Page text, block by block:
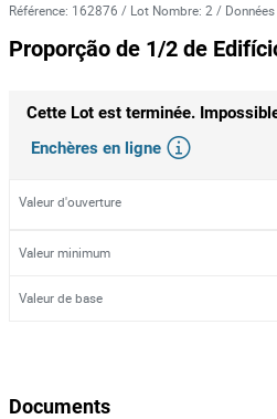
Référence: 162876 / Lot Nombre: 2 /
Proporção de 1/2 de
Cette Lot est terminée.
Enchères en ligne
Valeur d'ouverture
Valeur minimum
Valeur de base
Documents